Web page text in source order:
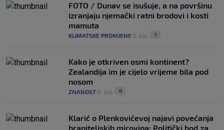
FOTO / Dunav se isušuje, a na površinu
izranjaju njemački ratni brodovi i kosti
mamuta
KLIMATSKE PROMJENE 5. kol. 1
Kako je otkriven osmi kontinent?
Zealandija im je cijelo vrijeme bila pod
nosom
ZNANOST 6. kol. 0
Klarić o Plenkovićevoj najavi povećanja
braniteljskih mirovina: Politički bod za